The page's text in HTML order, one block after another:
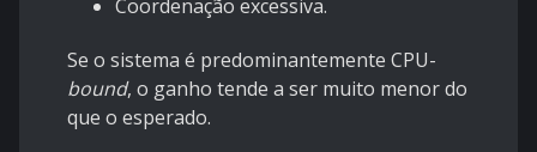
Coordenação excessiva.
Se o sistema é predominantemente CPU-
bound, o ganho tende a ser muito menor do
que o esperado.